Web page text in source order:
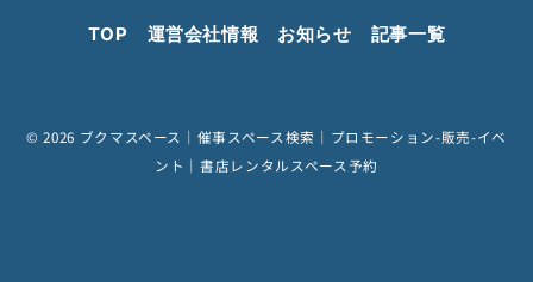
TOP 運営会社情報 お知らせ 記事一覧
© 2026 ブクマスペース｜催事スペース検索｜プロモーション-販売-イベ
ント｜書店レンタルスペース予約